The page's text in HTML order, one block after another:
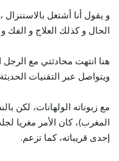
و يقول أنا أشتغل
الحال و كذلك العلاج و
هنا انتهت محادثتي مع
ويتواصل عبر التقنيات
مع زبوناته الولهانات، لكن
المغرب)، كان الأمر مغريا
إحدى قريباته، كما تزعم.